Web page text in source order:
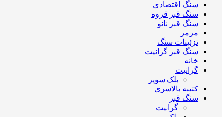
سنگ اقتصادی
سنگ قبر قروه
سنگ قبر نانو
مرمر
تزئینات سنگ
سنگ قبر گرانیت
خانه
گرانیت
بلک سوپر
کتیبه بالاسری
سنگ قبر
گرانیت